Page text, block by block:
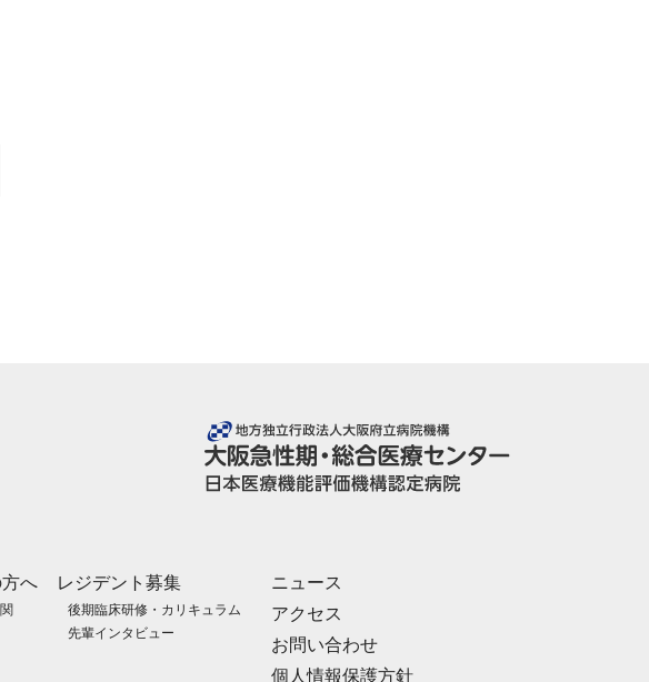
へ レジデント募集
後期臨床研修・カリキュラム
先輩インタビュー
ニュース
アクセス
お問い合わせ
個人情報保護方針